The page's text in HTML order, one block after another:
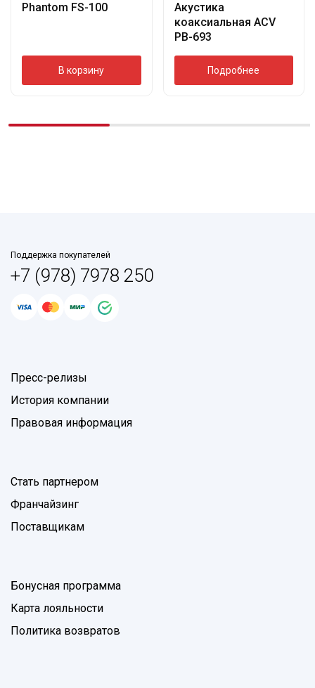
Phantom FS-100
В корзину
Акустика
коаксиальная ACV
PB-693
Подробнее
Поддержка покупателей
+7 (978) 7978 250
Пресс-релизы
История компании
Правовая информация
Стать партнером
Франчайзинг
Поставщикам
Бонусная программа
Карта лояльности
Политика возвратов